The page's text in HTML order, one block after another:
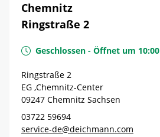
Chemnitz
Ringstraße 2
Geschlossen - Öffnet um 10:00
Ringstraße 2
EG ,Chemnitz-Center
09247 Chemnitz Sachsen
03722 59694
service-de@deichmann.com